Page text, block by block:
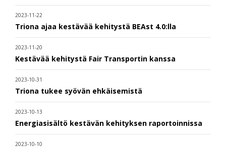
2023-11-22
Triona ajaa kestävää kehitystä BEAst 4.0:lla
2023-11-20
Kestävää kehitystä Fair Transportin kanssa
2023-10-31
Triona tukee syövän ehkäisemistä
2023-10-13
Energiasisältö kestävän kehityksen raportoinnissa
2023-10-10